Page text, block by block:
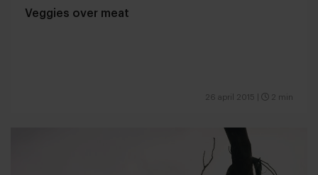
Veggies over meat
26 april 2015 2 min